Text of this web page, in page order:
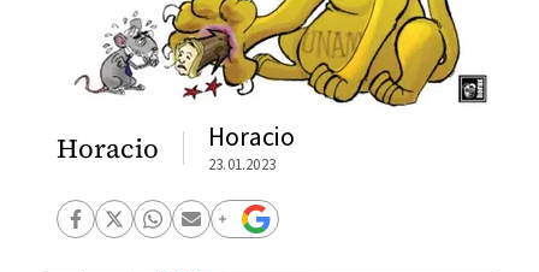
Horacio Horacio
23.01.2023